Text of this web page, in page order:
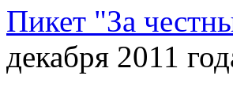
Пикет "За
декабря 2011